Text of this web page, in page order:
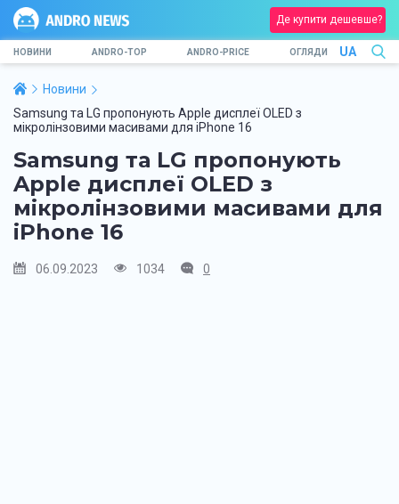
Де купити дешевше?
НОВИНИ ANDRO-TOP ANDRO-PRICE ОГЛЯДИ UA
Новини
Samsung та LG пропонують Apple дисплеї OLED з
мікролінзовими масивами для iPhone 16
Samsung та LG пропонують
Apple дисплеї OLED з
мікролінзовими масивами для
iPhone 16
06.09.2023 1034 0